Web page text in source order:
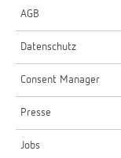
AGB
Datenschutz
Consent Manager
Presse
Jobs